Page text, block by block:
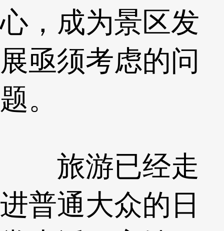
心，成为景区发
展亟须考虑的问
题。
旅游已经走
进普通大众的日